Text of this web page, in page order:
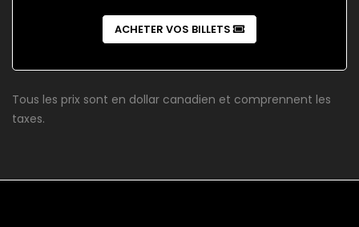
ACHETER VOS BILLETS
Tous les prix sont en dollar canadien et comprennent les
taxes.